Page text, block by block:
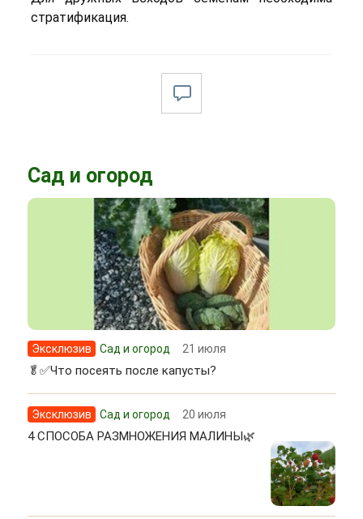
стратификация.
Сад и огород
Эксклюзив Сад и огород 21 июля
🥬✅Что посеять после капусты?
Эксклюзив Сад и огород 20 июля
4 СПОСОБА РАЗМНОЖЕНИЯ МАЛИНЫ🌿